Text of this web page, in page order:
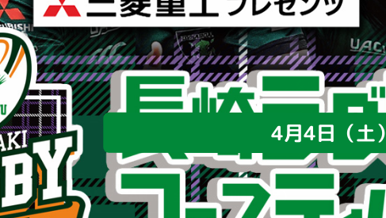
4月4日（土）
MUFG ONE PARK （会場：補助競技場）